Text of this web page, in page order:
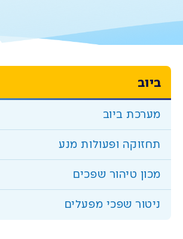
ביוב
מערכת ביוב
תחזוקה ופעולות מנע
מכון טיהור שפכים
ניטור שפכי מפעלים